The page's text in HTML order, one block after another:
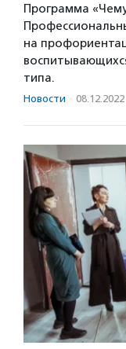
Программа
на
типа.
Новости · 08.12.2022